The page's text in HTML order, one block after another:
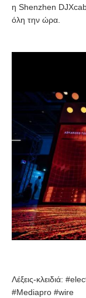
η Shenzhen
όλη την ώρα.
Λέξεις-κλειδιά:
#Mediapro #wire